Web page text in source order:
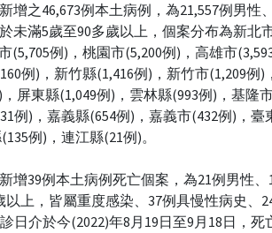
增之46,673例本土病例，為21,557例男性、
未滿5歲至90多歲以上，個案分布為新北
(5,705例)，桃園市(5,200例)，高雄市
例)，新竹縣(1,416例)，新竹市(1,209例)
屏東縣(1,049例)，雲林縣(993例)，基隆
例)，嘉義縣(654例)，嘉義市(432例)，臺
例)，連江縣(21例)。
增39例本土病例死亡個案，為21例男性
以上，皆屬重度感染、37例具慢性病史、
日介於今(2022)年8月19日至9月18日，死